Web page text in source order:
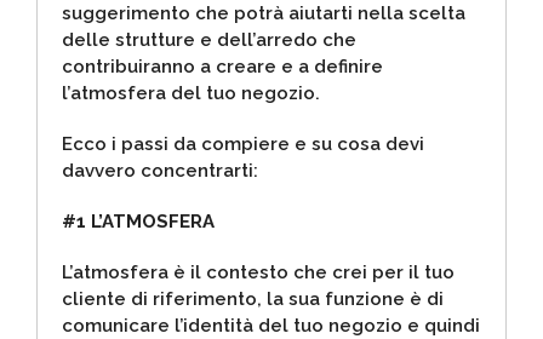
suggerimento che potrà aiutarti nella scelta
delle strutture e dell’arredo che
contribuiranno a creare e a definire
l’atmosfera del tuo negozio.
Ecco i passi da compiere e su cosa devi
davvero concentrarti:
#1 L’ATMOSFERA
L’atmosfera è il contesto che crei per il tuo
cliente di riferimento, la sua funzione è di
comunicare l’identità del tuo negozio e quindi